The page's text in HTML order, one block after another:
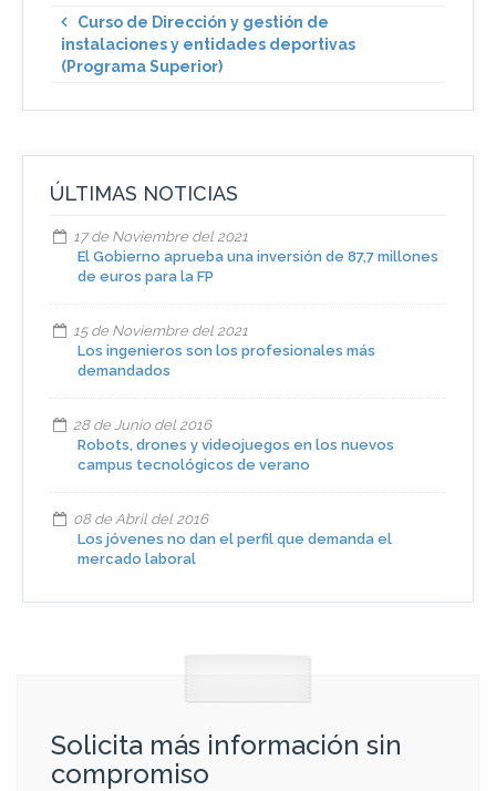
Curso de Dirección y gestión de
instalaciones y entidades deportivas
(Programa Superior)
ÚLTIMAS NOTICIAS
17 de Noviembre del 2021
El Gobierno aprueba una inversión de 87,7 millones
de euros para la FP
15 de Noviembre del 2021
Los ingenieros son los profesionales más
demandados
28 de Junio del 2016
Robots, drones y videojuegos en los nuevos
campus tecnológicos de verano
08 de Abril del 2016
Los jóvenes no dan el perfil que demanda el
mercado laboral
Solicita más información sin
compromiso